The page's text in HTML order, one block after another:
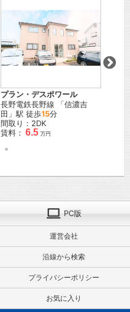
プラン・デスポワール
長野電鉄長野線 「信濃吉
田 」駅 徒歩15分
間取り：2DK
賃料： 6.5 万円
PC版
運営会社
沿線から検索
プライバシーポリシー
お気に入り